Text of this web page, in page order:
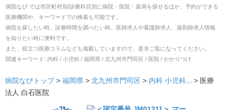
病院なび では市区町村別/診療科目別に病院・医院・薬局を探せるほか、予約ができる
医療機関や、キーワードでの検索も可能です。
病院を探したい時、診療時間を調べたい時、医師求人や看護師求人、薬剤師求人情報
を知りたい時に便利です。
また、役立つ医療コラムなども掲載していますので、是非ご覧になってください。
関連キーワード: 内科 / 小児科 / 福岡県 / 北九州市門司区 / 医院 / かかりつけ
病院なびトップ > 福岡県 > 北九州市門司区 > 内科 小児科... > 医療
法人 白石医院